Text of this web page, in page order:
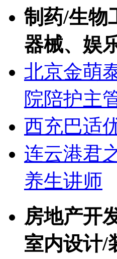
制药/生物
器械、娱
北京金萌
院陪护主
西充巴适
连云港君
养生讲师
房地产开
室内设计/